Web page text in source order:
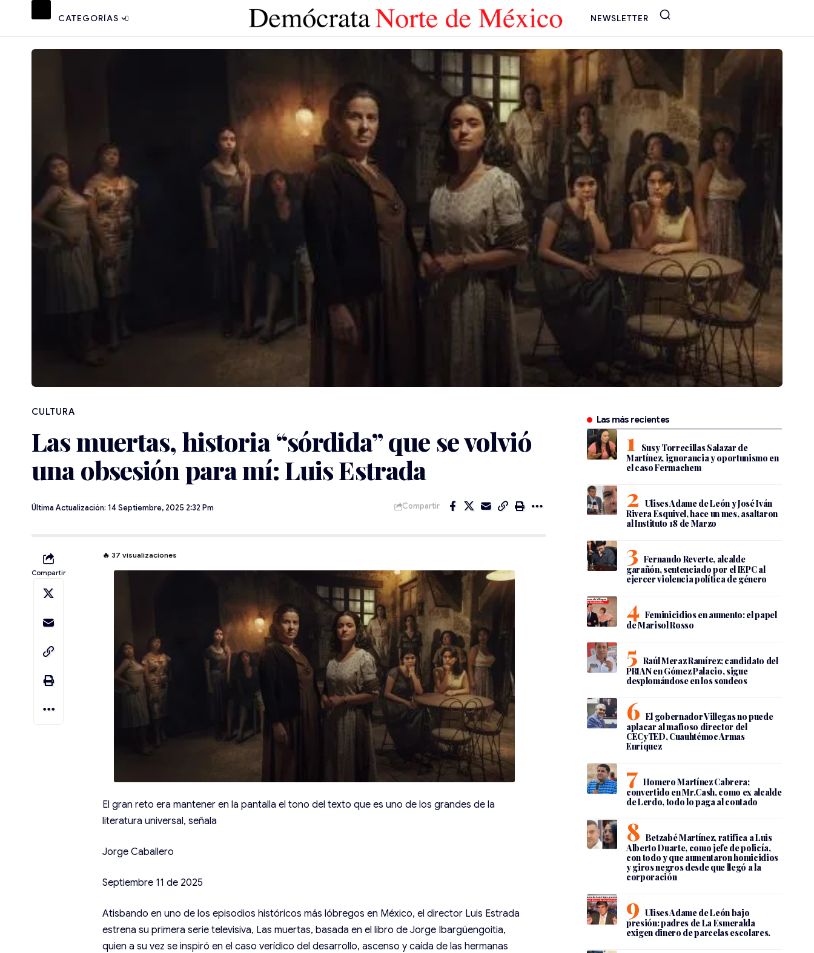
CATEGORÍAS NEWSLETTER
CULTURA
Las muertas, historia “sórdida” que se volvió
una obsesión para mí: Luis Estrada
Última Actualización: 14 Septiembre, 2025 2:32 Pm Compartir
Compartir
🔥 37 visualizaciones
El gran reto era mantener en la pantalla el tono del texto que es uno de los grandes de la
literatura universal, señala
Jorge Caballero
Septiembre 11 de 2025
Atisbando en uno de los episodios históricos más lóbregos en México, el director Luis Estrada
estrena su primera serie televisiva, Las muertas, basada en el libro de Jorge Ibargüengoitia,
quien a su vez se inspiró en el caso verídico del desarrollo, ascenso y caída de las hermanas
Las más recientes
Susy Torrecillas Salazar de
Martínez, ignorancia y oportunismo en
el caso Fermachem
Ulises Adame de León y José Iván
Rivera Esquivel, hace un mes, asaltaron
al Instituto 18 de Marzo
Fernando Reverte, alcalde
garañón, sentenciado por el IEPC al
ejercer violencia política de género
Feminicidios en aumento: el papel
de Marisol Rosso
Raúl Meraz Ramírez; candidato del
PRIAN en Gómez Palacio, sigue
desplomándose en los sondeos
El gobernador Villegas no puede
aplacar al mafioso director del
CECyTED, Cuauhtémoc Armas
Enríquez
Homero Martínez Cabrera;
convertido en Mr.Cash, como ex alcalde
de Lerdo, todo lo paga al contado
Betzabé Martínez, ratifica a Luis
Alberto Duarte, como jefe de policía,
con todo y que aumentaron homicidios
y giros negros desde que llegó a la
corporación
Ulises Adame de León bajo
presión: padres de La Esmeralda
exigen dinero de parcelas escolares.